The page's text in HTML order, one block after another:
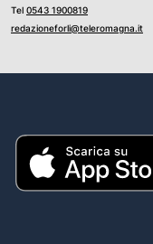
Tel 0543 1900819
redazioneforli@teleromagna.it